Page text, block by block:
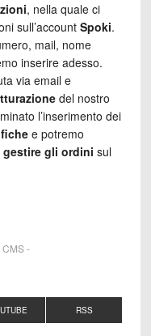
, nella quale ci
sull’account Spoki.
mail, nome
inserire adesso.
via email e
del nostro
l’inserimento dei
e potremo
gestire gli ordini sul
CMS-
RSS